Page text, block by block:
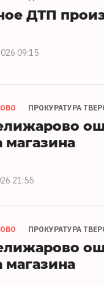
ДТП
09:15
ПРОКУРАТУРА
магазина
21:55
ПРОКУРАТУРА
магазина